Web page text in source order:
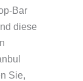
Bar
diese
Sie,